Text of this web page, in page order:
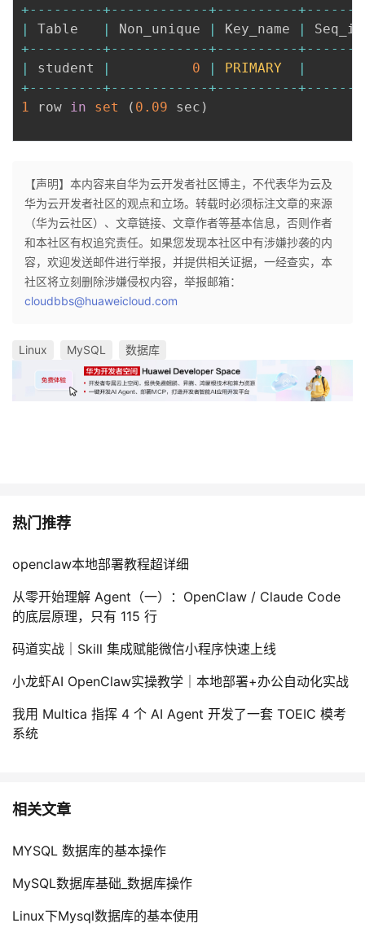
+-- -- -- -- -+-- -- -- -- -- --+-- -- -- -- --+-- -- --
|
Table | Non_unique | Key_name |
+-- -- -- -- -+-- -- -- -- -- --+-- -- -- -- --+-- -- --
|
student | 0 | PRIMARY
|
+-- -- -- -- -+-- -- -- -- -- --+-- -- -- -- --+-- -- --
1
row in set ( 0.09 sec )
【声明】本内容来自华为云开发者社区博主，不代表华为云及
华为云开发者社区的观点和立场。转载时必须标注文章的来源
（华为云社区）、文章链接、文章作者等基本信息，否则作者
和本社区有权追究责任。如果您发现本社区中有涉嫌抄袭的内
容，欢迎发送邮件进行举报，并提供相关证据，一经查实，本
社区将立刻删除涉嫌侵权内容，举报邮箱：
cloudbbs@huaweicloud.com
Linux MySQL 数据库
热门推荐
openclaw本地部署教程超详细
从零开始理解 Agent（一）：OpenClaw / Claude Code
的底层原理，只有 115 行
码道实战｜Skill 集成赋能微信小程序快速上线
小龙虾AI OpenClaw实操教学｜本地部署+办公自动化实战
我用 Multica 指挥 4 个 AI Agent 开发了一套 TOEIC 模考
系统
相关文章
MYSQL 数据库的基本操作
MySQL数据库基础_数据库操作
Linux下Mysql数据库的基本使用